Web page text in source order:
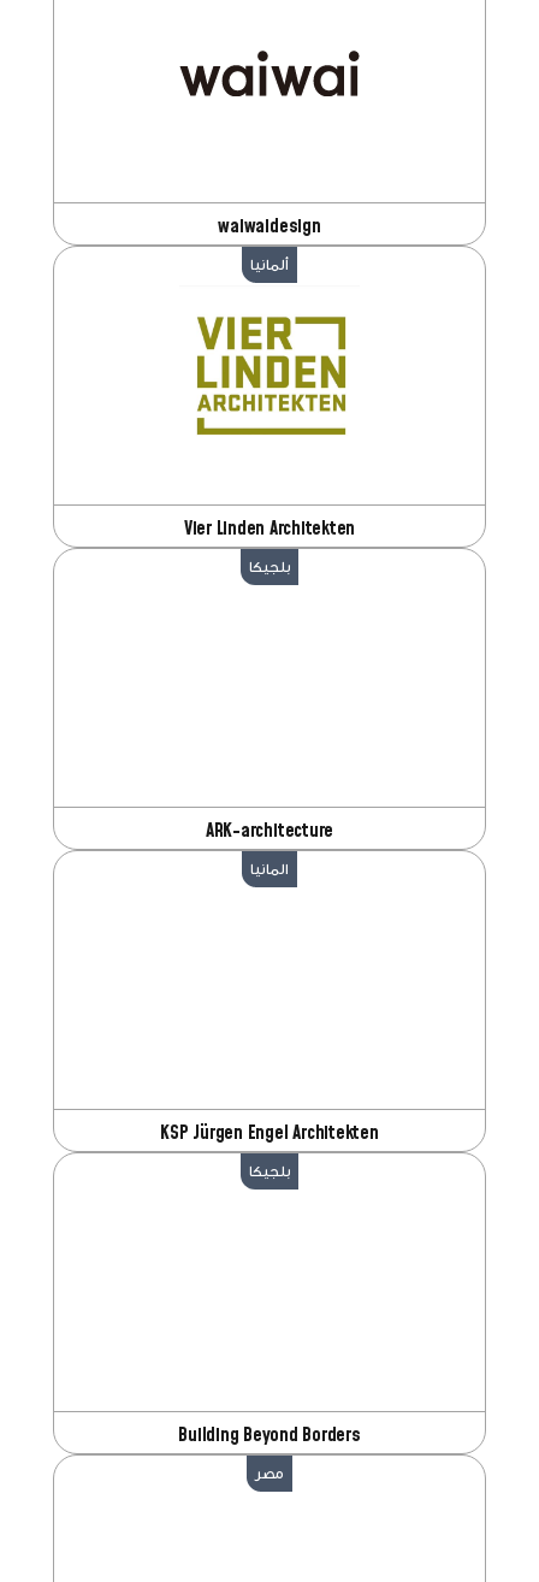
waiwaidesign
Vier Linden Architekten
ألمانيا
ARK-architecture
بلجيكا
KSP Jürgen Engel Architekten
المانيا
Building Beyond Borders
بلجيكا
مصر